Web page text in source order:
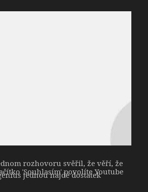
'Souhlasím' povolíte Youtube
rozhovoru svěřil, že věří, že
jednou najde dostatek